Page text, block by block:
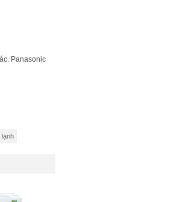
Panasonic
lạnh